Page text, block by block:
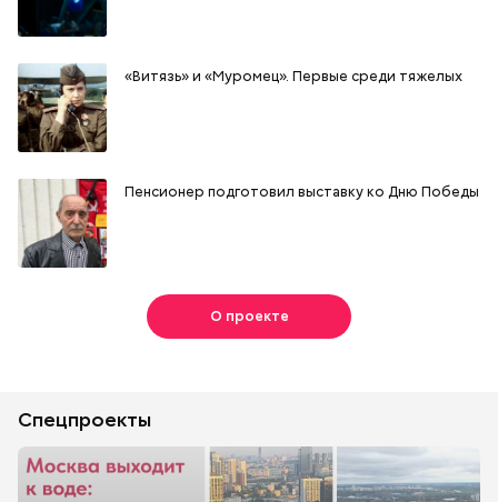
«Витязь» и «Муромец». Первые среди тяжелых
Пенсионер подготовил выставку ко Дню Победы
О проекте
Спецпроекты